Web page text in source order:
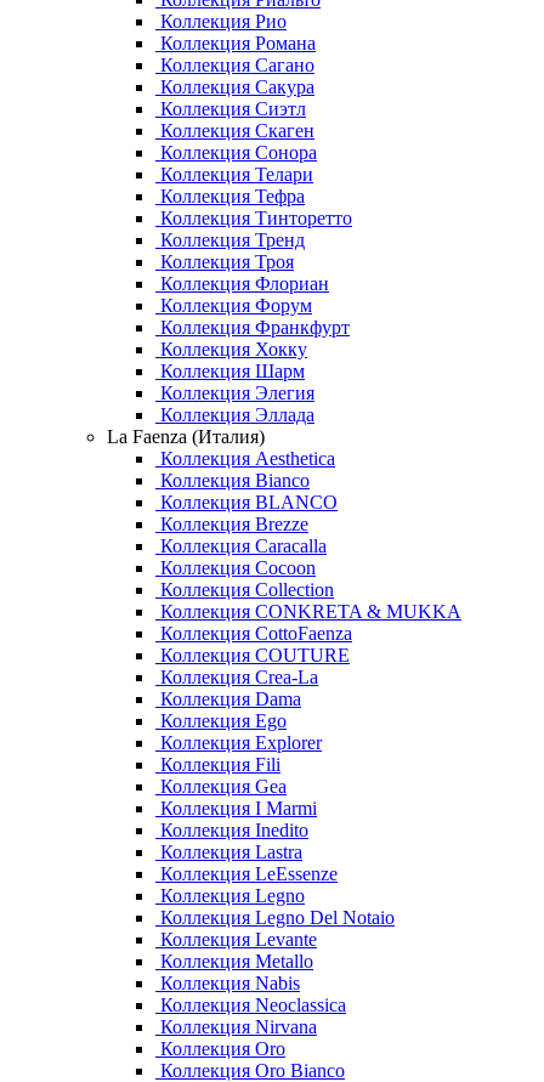
Коллекция Рио
Коллекция Романа
Коллекция Сагано
Коллекция Сакура
Коллекция Сиэтл
Коллекция Скаген
Коллекция Сонора
Коллекция Телари
Коллекция Тефра
Коллекция Тинторетто
Коллекция Тренд
Коллекция Троя
Коллекция Флориан
Коллекция Форум
Коллекция Франкфурт
Коллекция Хокку
Коллекция Шарм
Коллекция Элегия
Коллекция Эллада
La Faenza (Италия)
Коллекция Aesthetica
Коллекция Bianco
Коллекция BLANCO
Коллекция Brezze
Коллекция Caracalla
Коллекция Cocoon
Коллекция Collection
Коллекция CONKRETA & MUKKA
Коллекция CottoFaenza
Коллекция COUTURE
Коллекция Crea-La
Коллекция Dama
Коллекция Ego
Коллекция Explorer
Коллекция Fili
Коллекция Gea
Коллекция I Marmi
Коллекция Inedito
Коллекция Lastra
Коллекция LeEssenze
Коллекция Legno
Коллекция Legno Del Notaio
Коллекция Levante
Коллекция Metallo
Коллекция Nabis
Коллекция Neoclassica
Коллекция Nirvana
Коллекция Oro
Коллекция Oro Bianco